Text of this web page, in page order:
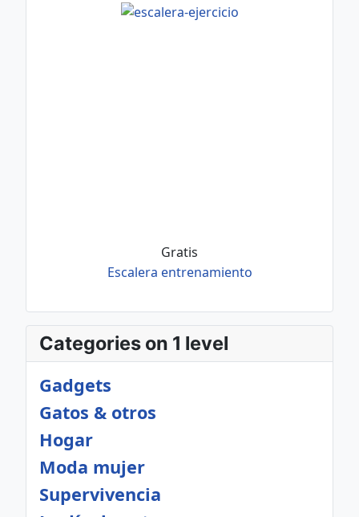
Gratis
Escalera entrenamiento
Categories on 1 level
Gadgets
Gatos & otros
Hogar
Moda mujer
Supervivencia